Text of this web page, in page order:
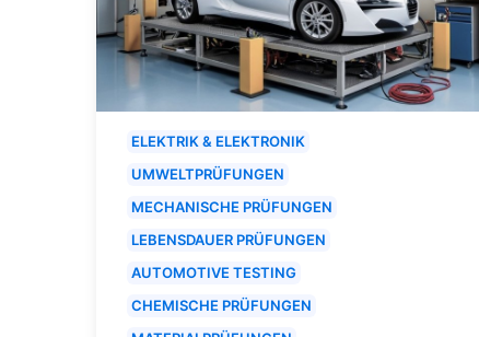
ELEKTRIK & ELEKTRONIK
UMWELTPRÜFUNGEN
MECHANISCHE PRÜFUNGEN
LEBENSDAUER PRÜFUNGEN
AUTOMOTIVE TESTING
CHEMISCHE PRÜFUNGEN